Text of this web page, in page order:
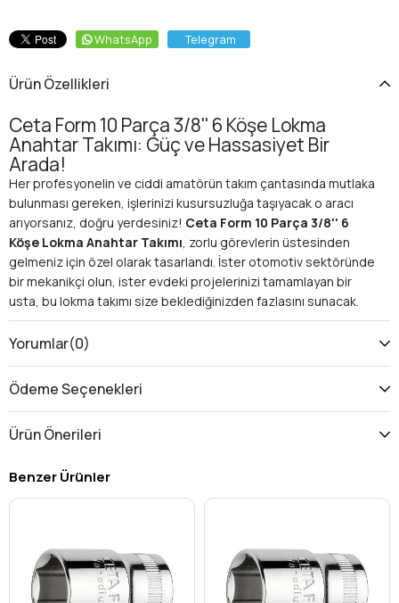
WhatsApp Telegram
Ürün Özellikleri
Ceta Form 10 Parça 3/8'' 6 Köşe Lokma
Anahtar Takımı: Güç ve Hassasiyet Bir
Arada!
Her profesyonelin ve ciddi amatörün takım çantasında mutlaka
bulunması gereken, işlerinizi kusursuzluğa taşıyacak o aracı
arıyorsanız, doğru yerdesiniz! Ceta Form 10 Parça 3/8'' 6
Köşe Lokma Anahtar Takımı, zorlu görevlerin üstesinden
gelmeniz için özel olarak tasarlandı. İster otomotiv sektöründe
bir mekanikçi olun, ister evdeki projelerinizi tamamlayan bir
usta, bu lokma takımı size beklediğinizden fazlasını sunacak.
Ceta Form'un mühendislik uzmanlığıyla üretilen bu set,
dayanıklılık, hassasiyet ve kullanım kolaylığını bir araya getirerek
Neden Ceta Form 3/8'' 6 Köşe Lokma Takımı
Tercih Etmelisiniz?
ve üstün performansıyla öne çıkar. Bu özel set, cıvatalarınızın
sağlayarak sıkma ve gevşetme işlemlerini güvenle yapmanızı
sağlar. İşte bu takımın size sunacağı başlıca avantajlar:
basınç uygulayarak kaymayı ve köşelerin bozulmasını
engeller. Bu, hem bağlantı elemanlarınızın ömrünü uzatır
hem de iş güvenliğinizi artırır.
Yorumlar(0)
Ödeme Seçenekleri
Ürün Önerileri
Benzer Ürünler